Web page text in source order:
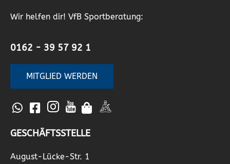
Wir helfen dir! VfB Sportberatung:
0162 - 39 57 92 1
MITGLIED WERDEN
GESCHÄFTSSTELLE
August-Lücke-Str. 1